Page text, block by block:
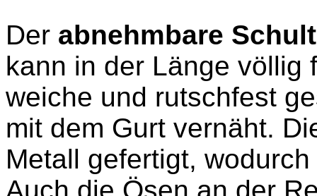
Der abnehmbare
kann in der Länge völlig
weiche und rutschfest
mit dem Gurt vernäht.
Metall gefertigt,